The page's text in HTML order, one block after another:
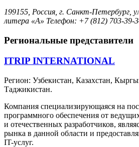
199155, Россия, г. Санкт-Петербург,
литера «А» Телефон: +7 (812) 703-39-
Региональные представители
ITRIP INTERNATIONAL
Регион: Узбекистан, Казахстан,
Таджикистан.
Компания специализирующаяся на
программного обеспечения от
и отечественных разработчиков,
рынка в данной области и
IT-услуг.